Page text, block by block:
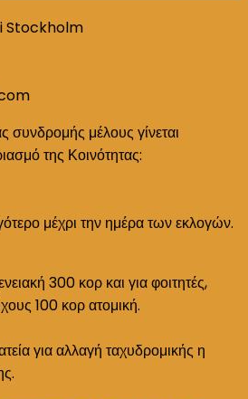
Stockholm
συνδρομής μέλους γίνεται
της Κοινότητας:
μέχρι την ημέρα των εκλογών.
300 κορ και για φοιτητές,
100 κορ ατομική.
για αλλαγή ταχυδρομικής η